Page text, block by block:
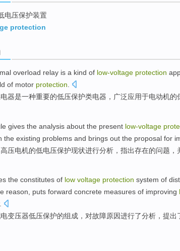
电压保护装置
protection
overload relay is a kind of low-voltage protection
of motor protection
器是一种重要的低压保护类电器 ， 广泛应用于电动机的
gives the analysis about the present low-voltage
the existing problems and brings out the proposal for
压电机的低电压保护现状进行分析， 指出存在的问题 ，
the constitutes of low voltage protection system of
reason, puts forward concrete measures of improving
.
变压器低压保护的组成 ，对故障原因进行了分析 ， 提出